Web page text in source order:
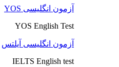
آزمون انگلیسی YOS
YOS English Test
آزمون انگلیسی آیلتس
IELTS English test